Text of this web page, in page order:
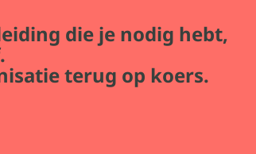
die je nodig hebt,
terug op koers.